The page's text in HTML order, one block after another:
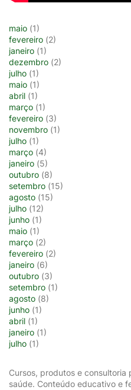
maio (1)
fevereiro (2)
janeiro (1)
dezembro (2)
julho (1)
maio (1)
abril (1)
março (1)
fevereiro (3)
novembro (1)
julho (1)
março (4)
janeiro (5)
outubro (8)
setembro (15)
agosto (15)
julho (12)
junho (1)
maio (1)
março (2)
fevereiro (2)
janeiro (6)
outubro (3)
setembro (1)
agosto (8)
junho (1)
abril (1)
janeiro (1)
julho (1)
Cursos, produtos e consultoria
saúde. Conteúdo educativo e